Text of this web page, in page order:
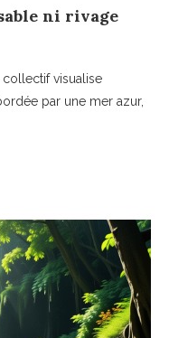
ni rivage
collectif visualise
par une mer azur,